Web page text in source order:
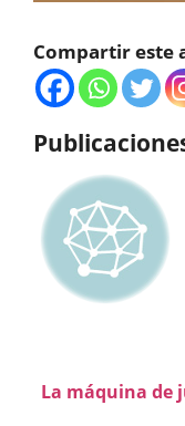
Compartir este
La máquina de